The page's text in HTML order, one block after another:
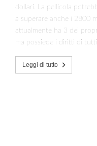
dollari. La pellicola
a superare anche i 2800
attualmente ha 3 dei
ma possiede i diritti di
Leggi di tutto